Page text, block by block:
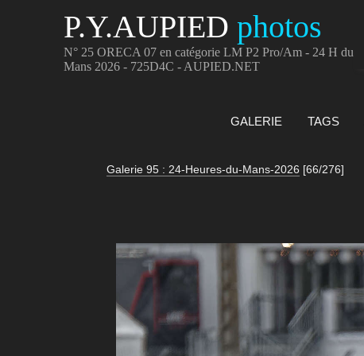
P.Y.AUPIED photos
N° 25 ORECA 07 en catégorie LM P2 Pro/Am - 24 H du
Mans 2026 - 725D4C - AUPIED.NET
GALERIE TAGS
Galerie 95 : 24-Heures-du-Mans-2026 [66/276]